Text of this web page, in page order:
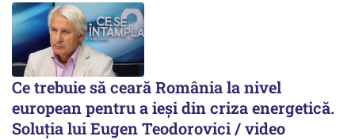
Ce trebuie să ceară România la nivel
european pentru a ieși din criza energetică.
Soluția lui Eugen Teodorovici / video